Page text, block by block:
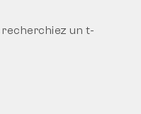
recherchiez un t-